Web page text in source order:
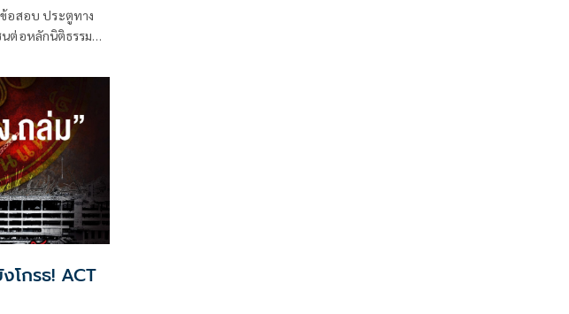
ต่อหลักนิติธรรม
ะดับเป็นวาระแห่ง
กรธ! ACT